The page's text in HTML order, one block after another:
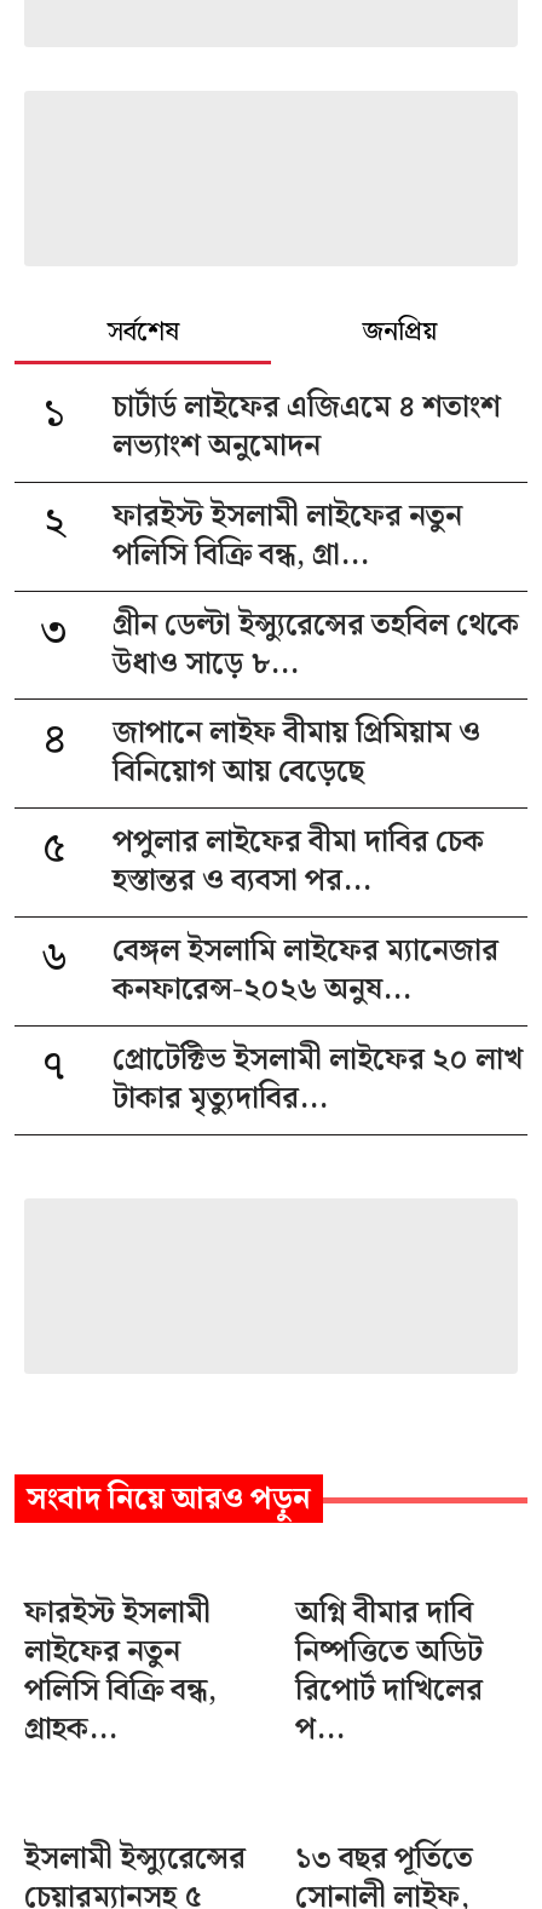
সর্বশেষ জনপ্রিয়
১
চার্টার্ড লাইফের এজিএমে ৪ শতাংশ
লভ্যাংশ অনুমোদন
২
ফারইস্ট ইসলামী লাইফের নতুন
পলিসি বিক্রি বন্ধ, গ্রা...
৩
গ্রীন ডেল্টা ইন্স্যুরেন্সের তহবিল থেকে
উধাও সাড়ে ৮...
৪
জাপানে লাইফ বীমায় প্রিমিয়াম ও
বিনিয়োগ আয় বেড়েছে
৫
পপুলার লাইফের বীমা দাবির চেক
হস্তান্তর ও ব্যবসা পর...
৬
বেঙ্গল ইসলামি লাইফের ম্যানেজার
কনফারেন্স-২০২৬ অনুষ...
৭
প্রোটেক্টিভ ইসলামী লাইফের ২০ লাখ
টাকার মৃত্যুদাবির...
সংবাদনিয়ে আরও পড়ুন
ফারইস্ট ইসলামী
লাইফের নতুন
পলিসি বিক্রি বন্ধ,
গ্রাহক...
অগ্নি বীমার দাবি
নিষ্পত্তিতে অডিট
রিপোর্ট দাখিলের
প...
ইসলামী ইন্স্যুরেন্সের
চেয়ারম্যানসহ ৫
১৩ বছর পূর্তিতে
সোনালী লাইফ,